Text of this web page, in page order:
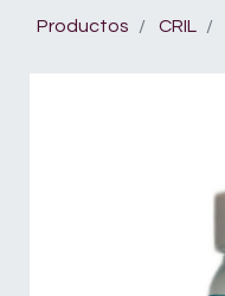
Productos CRIL